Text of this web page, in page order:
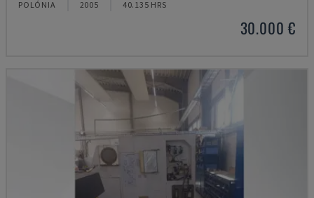
POLÓNIA 2005 40.135 HRS
30.000 €